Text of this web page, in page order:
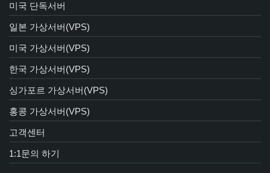
미국 단독서버
일본 가상서버(VPS)
미국 가상서버(VPS)
한국 가상서버(VPS)
싱가포르 가상서버(VPS)
홍콩 가상서버(VPS)
고객센터
1:1문의 하기